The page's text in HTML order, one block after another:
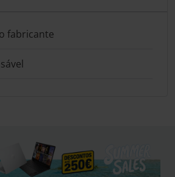
fabricante